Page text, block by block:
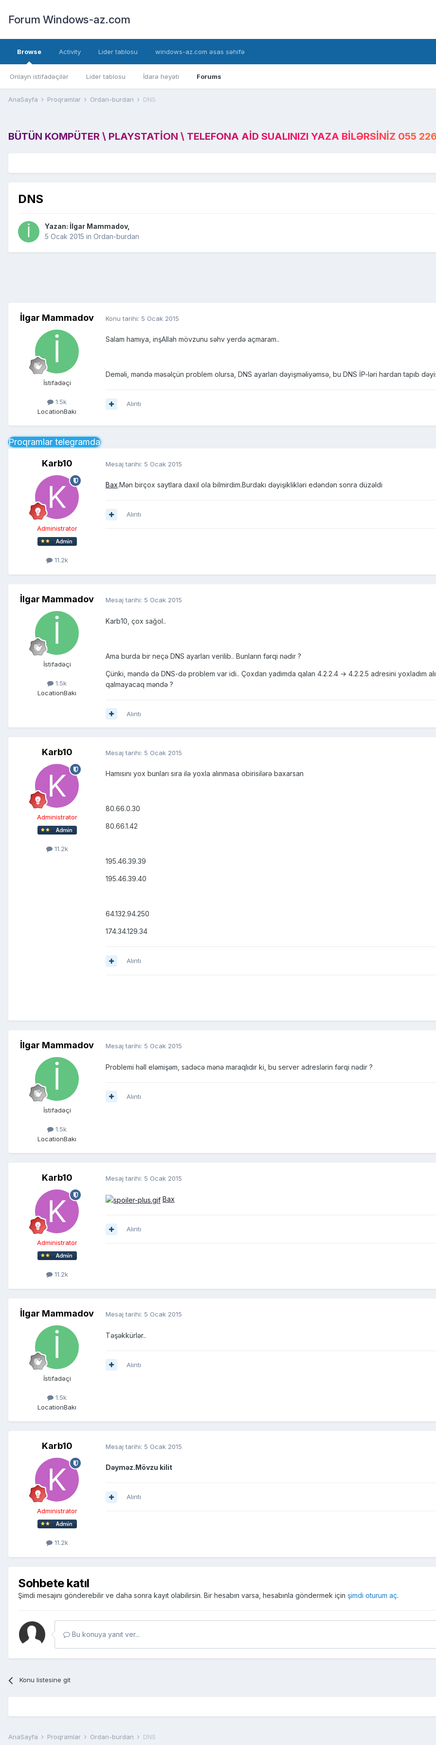
Forum Windows-az.com
Browse
Onlayn istifadəçilər Lider tablosu İdarə heyəti Forums
Activity Lider tablosu windows-az.com əsas səhifə
AnaSayfa Proqramlar Ordan-burdan DNS
BÜTÜN KOMPÜTER \ PLAYSTATION \ TELEFONA AID SUALINIZI YAZA BILƏRSINIZ 055
DNS
Yazan: İlgar Mammadov,
5 Ocak 2015 in Ordan-burdan
İlgar Mammadov
İstifadəçi
1.5k
LocationBakı
Konu tarihi: 5 Ocak 2015
Salam hamıya, inşAllah mövzunu səhv yerdə açmaram..
Deməli, məndə məsəlçün problem olursa, DNS ayarları dəyişməliyəmsə, bu DNS İP-ləri hardan tapıb
Alıntı
Proqramlar telegramda
Karb10
Administrator
11.2k
Mesaj tarihi: 5 Ocak 2015
Bax.Mən birçox saytlara daxil ola bilmirdim.Burdakı dəyişiklikləri edəndən sonra düzəldi
Alıntı
İlgar Mammadov
İstifadəçi
1.5k
LocationBakı
Mesaj tarihi: 5 Ocak 2015
Karb10, çox sağol..
Ama burda bir neçə DNS ayarları verilib.. Bunların fərqi nədir ?
Çünki, məndə də DNS-də problem var idi.. Çoxdan yadımda qalan 4.2.2.4 → 4.2.2.5 adresini yoxladım
qalmayacaq məndə ?
Alıntı
Karb10
Administrator
11.2k
Mesaj tarihi: 5 Ocak 2015
Hamısını yox bunları sıra ilə yoxla alınmasa obirisilərə baxarsan
80.66.0.30
80.66.1.42
195.46.39.39
195.46.39.40
64.132.94.250
174.34.129.34
Alıntı
İlgar Mammadov
İstifadəçi
1.5k
LocationBakı
Mesaj tarihi: 5 Ocak 2015
Problemi həll eləmişəm, sadəcə mənə maraqlıdır ki, bu server adreslərin fərqi nədir ?
Alıntı
Karb10
Administrator
11.2k
Mesaj tarihi: 5 Ocak 2015
Bax
Alıntı
İlgar Mammadov
İstifadəçi
1.5k
LocationBakı
Mesaj tarihi: 5 Ocak 2015
Təşəkkürlər..
Alıntı
Karb10
Administrator
11.2k
Mesaj tarihi: 5 Ocak 2015
Dəyməz.Mövzu kilit
Alıntı
Sohbete katıl
Şimdi mesajını gönderebilir ve daha sonra kayıt olabilirsin. Bir hesabın varsa, hesabınla göndermek için şimdi oturum aç.
Bu konuya yanıt ver...
Konu listesine git
AnaSayfa Proqramlar Ordan-burdan DNS